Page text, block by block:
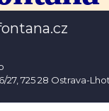
725 28 Ostrava-